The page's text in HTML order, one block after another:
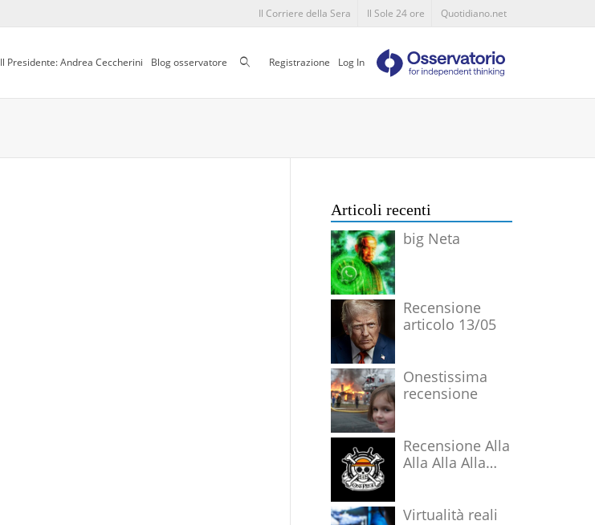
Il Corriere della Sera Il Sole 24 ore Quotidiano.net
Il Presidente: Andrea Ceccherini Blog osservatore CercaRegistrazione Log In
Articoli recenti
big Neta
Recensione
articolo 13/05
Onestissima
recensione
Recensione Alla
Alla Alla Alla
Virtualità reali